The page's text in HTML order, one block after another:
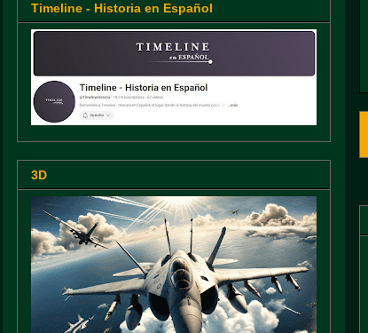
Timeline - Historia en Español
3D